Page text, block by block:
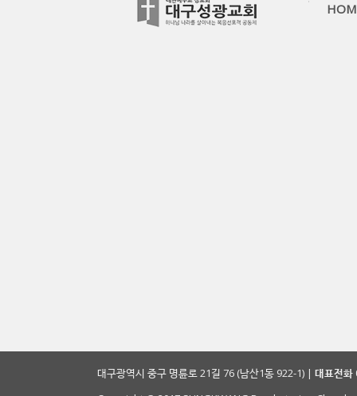
대구광역시 중구 명륜로 21길 76 (남산1동 922-1) | 대표전화